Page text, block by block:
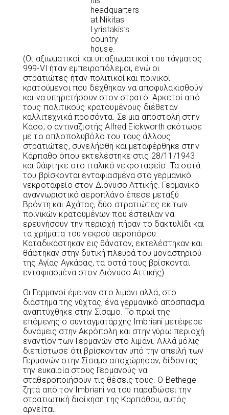
headquarters
at Nikitas
Lyristakis’s
country
house.
(Οι αξιωματικοί και υπαξιωματικοί του τάγματος
999-VI ήταν εμπειροπόλεμοι, ενώ οι
στρατιώτες ήταν πολιτικοί και ποινικοί
κρατούμενοι που δέχθηκαν να αποφυλακισθούν
και να υπηρετήσουν στον στρατό. Αρκετοί από
τους πολιτικούς κρατουμένους διέθεταν
καλλιτεχνικά προσόντα. Σε μια αποστολή στην
Κάσο, ο αντιναζιστής Alfred Eickworth σκότωσε
με το οπλοπολυβόλο του τους άλλους
στρατιώτες, συνελήφθη και μεταφέρθηκε στην
Κάρπαθο όπου εκτελέστηκε στις 28/11/1943
και θάφτηκε στο ιταλικό νεκροταφείο. Τα οστά
του βρίσκονται ενταφιασμένα στο γερμανικό
νεκροταφείο στον Διόνυσο Αττικής. Γερμανικό
αναγνωριστικό αεροπλάνο έπεσε μεταξύ
Βρόντη και Αχάτας, δύο στρατιώτες εκ των
ποινικών κρατουμένων που έστειλαν να
ερευνήσουν την περιοχή πήραν το δακτυλίδι και
τα χρήματα του νεκρού αεροπόρου.
Καταδικάστηκαν εις θάνατον, εκτελέστηκαν και
θάφτηκαν στην δυτική πλευρά του μοναστηριού
της Αγίας Αγκάρας, τα οστά τους βρίσκονται
ενταφιασμένα στον Διόνυσο Αττικής).
Οι Γερμανοί έμειναν στο λιμάνι αλλά, στο
διάστημα της νύχτας, ένα γερμανικό απόσπασμα
αναπτύχθηκε στην Σίσαμο. Το πρωί της
επόμενης ο συνταγματάρχης Imbriani μετέφερε
δυνάμεις στην Ακρόπολη και στην γύρω περιοχή
εναντίον των Γερμανών στο λιμάνι. Αλλά μόλις
διεπίστωσε ότι βρίσκονταν υπό την απειλή των
Γερμανών στην Σίσαμο αποχώρησαν, δίδοντας
την ευκαιρία στους Γερμανούς να
σταθεροποιήσουν τις θέσεις τους. Ο Bethege
ζητά από τον Imbriani να του παραδώσει την
στρατιωτική διοίκηση της Καρπάθου, αυτός
αρνείται.